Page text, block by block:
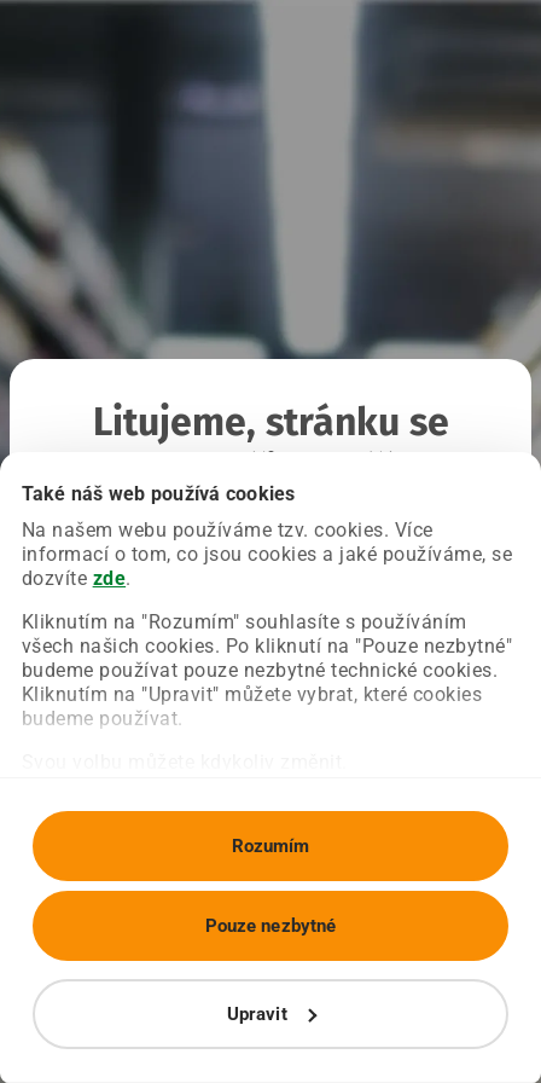
Také náš web používá cookies
Na našem webu používáme tzv. cookies. Více
informací o tom, co jsou cookies a jaké používáme, se
dozvíte zde.
Kliknutím na "Rozumím" souhlasíte s používáním
všech našich cookies. Po kliknutí na "Pouze nezbytné"
budeme používat pouze nezbytné technické cookies.
Kliknutím na "Upravit" můžete vybrat, které cookies
budeme používat.
Rozumím
Upravit
Pouze nezbytné
Litujeme, stránku se
Chyba nastala na naší straně a už ji opravujeme.
Zkuste prosím znovu načíst požadovanou stránku.
Obnovit stránku Úvodní strana